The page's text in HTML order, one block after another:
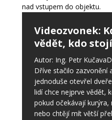
Videozvonek:
vědět, kdo
Autor: Ing. Petr
Dříve stačilo zazvonění
jednoduše otevřel
lidí chce nejprve vědět,
pokud očekávají kurýra,
nebo chtějí mít větší